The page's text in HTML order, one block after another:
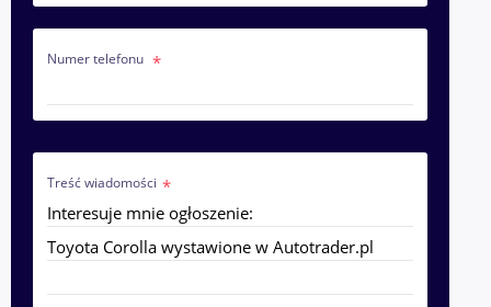
Numer telefonu
Treść wiadomości